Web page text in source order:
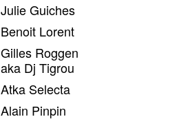
Julie Guiches
Benoit Lorent
Gilles Roggen
aka Dj Tigrou
Atka Selecta
Alain Pinpin